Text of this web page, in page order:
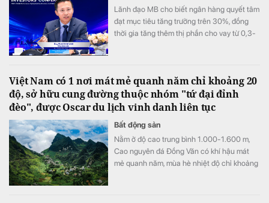
Lãnh đạo MB cho biết ngân hàng quyết tâm
đạt mục tiêu tăng trưởng trên 30%, đồng
thời gia tăng thêm thị phần cho vay từ 0,3-
Việt Nam có 1 nơi mát mẻ quanh năm chỉ khoảng 20
độ, sở hữu cung đường thuộc nhóm "tứ đại đỉnh
đèo", được Oscar du lịch vinh danh liên tục
Bất động sản
Nằm ở độ cao trung bình 1.000-1.600 m,
Cao nguyên đá Đồng Văn có khí hậu mát
mẻ quanh năm, mùa hè nhiệt độ chỉ khoảng